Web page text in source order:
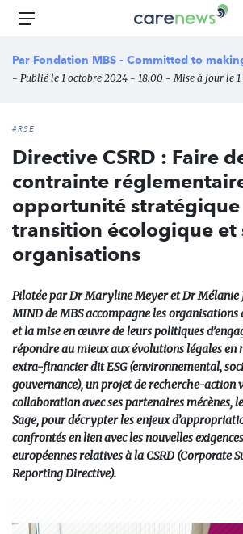
Aller
principal
Carenews,
média
des
Menu
Par Fondation MBS - Committed to
- Publié le 1 octobre 2024 - 18:00 - Mise à jour le
#RSE
Directive CSRD : Faire
contrainte
opportunité
transition écologique et
organisations
Pilotée par Dr Maryline Meyer et Dr Mélanie
MIND de MBS accompagne les
et la mise en œuvre de leurs politiques
répondre au mieux aux évolutions légales
extra-financier dit ESG (environnemental,
gouvernance), un projet de recherche-action
collaboration avec ses partenaires mécènes,
Sage, pour décrypter les enjeux
confrontés en lien avec les nouvelles
européennes relatives à la CSRD (Corporate
Reporting Directive).